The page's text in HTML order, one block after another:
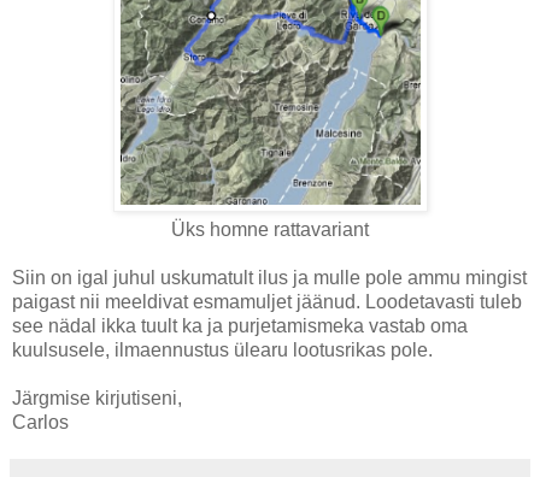
Üks homne rattavariant
Siin on igal juhul uskumatult ilus ja mulle pole ammu mingist
paigast nii meeldivat esmamuljet jäänud. Loodetavasti tuleb
see nädal ikka tuult ka ja purjetamismeka vastab oma
kuulsusele, ilmaennustus ülearu lootusrikas pole.
Järgmise kirjutiseni,
Carlos